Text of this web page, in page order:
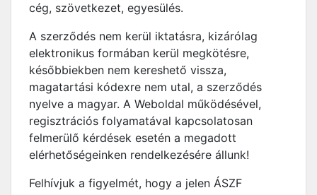
cég, szövetkezet, egyesülés.
A szerződés nem kerül iktatásra, kizárólag
elektronikus formában kerül megkötésre,
későbbiekben nem kereshető vissza,
magatartási kódexre nem utal, a szerződés
nyelve a magyar. A Weboldal működésével,
regisztrációs folyamatával kapcsolatosan
felmerülő kérdések esetén a megadott
elérhetőségeinken rendelkezésére állunk!
Felhívjuk a figyelmét, hogy a jelen ÁSZF